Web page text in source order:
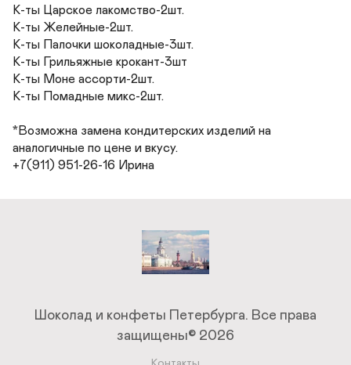
К-ты Царское лакомство-2шт.
К-ты Желейные-2шт.
К-ты Палочки шоколадные-3шт.
К-ты Грильяжные крокант-3шт
К-ты Моне ассорти-2шт.
К-ты Помадные микс-2шт.
*Возможна замена кондитерских изделий на
аналогичные по цене и вкусу.
+7(911) 951-26-16 Ирина
Шоколад и конфеты Петербурга. Все права
защищены© 2026